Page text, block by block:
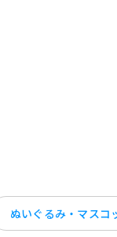
ぬいぐるみ・マスコ